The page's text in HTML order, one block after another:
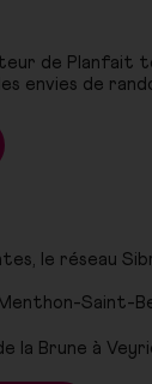
de Planfait
envies de
le réseau
Saint-
la Brune à